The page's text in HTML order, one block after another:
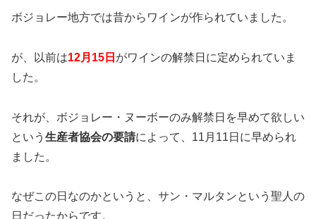
ボジョレー地方では昔からワインが作られていました。
が、以前は12月15日 がワインの解禁日に定められていま
した。
それが、ボジョレー・ヌーボーのみ解禁日を早めて欲しい
という 生産者協会の要請によって、11月11日に早められ
ました。
なぜこの日なのかというと、サン・マルタンという聖人の
日だったからです。